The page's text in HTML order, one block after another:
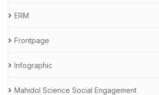
ERM
Frontpage
Infographic
Mahidol Science Social Engagement